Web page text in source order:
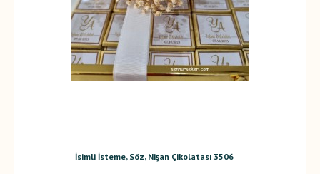
İsimli İsteme, Söz, Nişan Çikolatası 3506